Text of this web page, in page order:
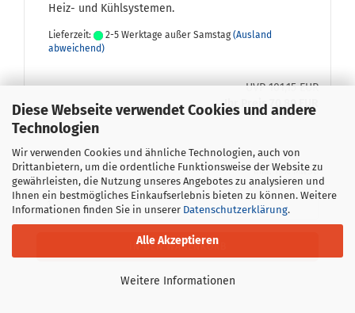
Diese Webseite verwendet Cookies und andere
Technologien
Wir verwenden Cookies und ähnliche Technologien, auch von
Drittanbietern, um die ordentliche Funktionsweise der Website zu
gewährleisten, die Nutzung unseres Angebotes zu analysieren und
Ihnen ein bestmögliches Einkaufserlebnis bieten zu können. Weitere
Informationen finden Sie in unserer Datenschutzerklärung.
Alle Akzeptieren
Weitere Informationen
Heiz- und Kühl­sys­te­men.
Lieferzeit: 2-5 Werktage außer Samstag (Ausland
abweichend)
UVP 101,15 EUR
Ihr Preis 70,80 EUR
inkl. 19% MwSt.
IN DEN WARENKORB